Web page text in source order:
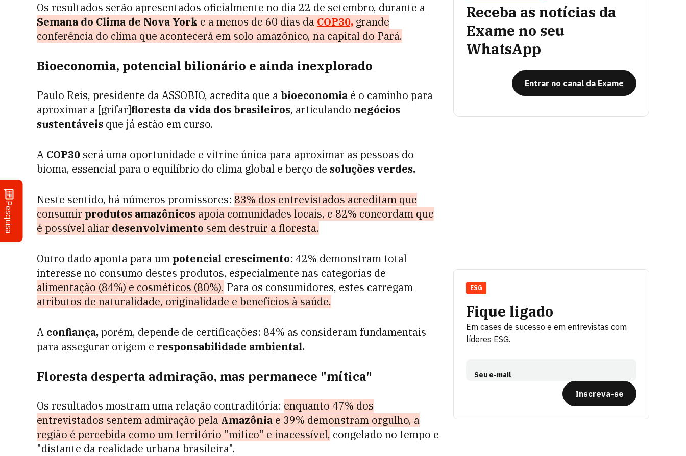
Pesquisa
Os resultados serão apresentados oficialmente no dia 22 de setembro, durante a
Semana do Clima de Nova York e a menos de 60 dias da COP30, grande
conferência do clima que acontecerá em solo amazônico, na capital do Pará.
Bioeconomia, potencial bilionário e ainda inexplorado
Paulo Reis, presidente da ASSOBIO, acredita que abioeconomia é o caminho para
aproximar a [grifar]floresta da vida dos brasileiros, articulando negócios
sustentáveis que já estão em curso.
A COP30 será uma oportunidade e vitrine única para aproximar as pessoas do
bioma, essencial para o equilíbrio do clima global e berço de soluções verdes.
Neste sentido, há números promissores: 83% dos entrevistados acreditam que
consumir produtos amazônicos apoia comunidades locais, e 82% concordam que
é possível aliar desenvolvimento sem destruir a floresta.
Outro dado aponta para um potencial crescimento: 42% demonstram total
interesse no consumo destes produtos, especialmente nas categorias de
alimentação (84%) e cosméticos (80%). Para os consumidores, estes carregam
atributos de naturalidade, originalidade e benefícios à saúde.
A confiança,porém, depende de certificações: 84% as consideram fundamentais
para assegurar origem e responsabilidade ambiental.
Floresta desperta admiração, mas permanece "mítica"
Os resultados mostram uma relação contraditória: enquanto 47% dos
entrevistados sentem admiração pela Amazônia e 39% demonstram orgulho, a
região é percebida como um território "mítico" e inacessível, congelado no tempo e
"distante da realidade urbana brasileira".
Receba as notícias da
Exame no seu
WhatsApp
Entrar no canal da Exame
Fique ligado
Em cases de sucesso e em entrevistas com
líderes ESG.
Seu e-mail
Inscreva-se
ESG